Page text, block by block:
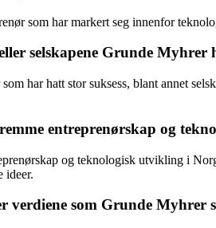
som har markert seg innenfor
selskapene Grunde
har hatt stor suksess, blant annet
entreprenørskap og
og teknologisk utvikling i
ideer.
verdiene som Grunde Myhrer